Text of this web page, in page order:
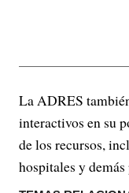
La ADRES
interactivos en su
de los recursos,
hospitales y